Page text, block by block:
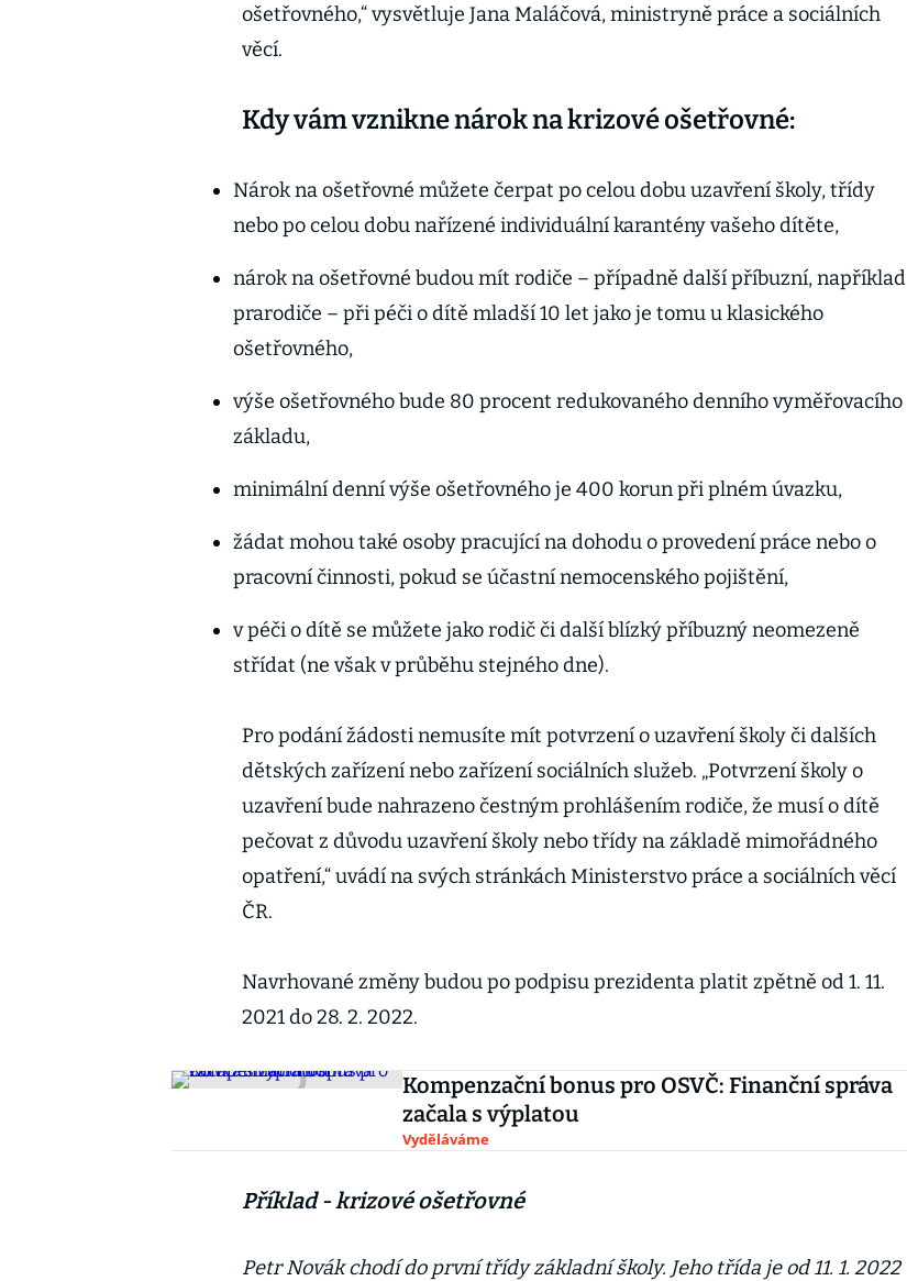
ošetřovného,“ vysvětluje Jana Maláčová, ministryně práce a sociálních
věcí.
Kdy vám vznikne nárok na krizové ošetřovné:
Nárok na ošetřovné můžete čerpat po celou dobu uzavření školy, třídy
nebo po celou dobu nařízené individuální karantény vašeho dítěte,
nárok na ošetřovné budou mít rodiče – případně další příbuzní, například
prarodiče – při péči o dítě mladší 10 let jako je tomu u klasického
ošetřovného,
výše ošetřovného bude 80 procent redukovaného denního vyměřovacího
základu,
minimální denní výše ošetřovného je 400 korun při plném úvazku,
žádat mohou také osoby pracující na dohodu o provedení práce nebo o
pracovní činnosti, pokud se účastní nemocenského pojištění,
v péči o dítě se můžete jako rodič či další blízký příbuzný neomezeně
střídat (ne však v průběhu stejného dne).
Pro podání žádosti nemusíte mít potvrzení o uzavření školy či dalších
dětských zařízení nebo zařízení sociálních služeb. „Potvrzení školy o
uzavření bude nahrazeno čestným prohlášením rodiče, že musí o dítě
pečovat z důvodu uzavření školy nebo třídy na základě mimořádného
opatření,“ uvádí na svých stránkách Ministerstvo práce a sociálních věcí
ČR.
Navrhované změny budou po podpisu prezidenta platit zpětně od 1. 11.
2021 do 28. 2. 2022.
Kompenzační bonus pro OSVČ: Finanční správa
začala s výplatou
Vyděláváme
Příklad - krizové ošetřovné
Petr Novák chodí do první třídy základní školy. Jeho třída je od 11. 1. 2022